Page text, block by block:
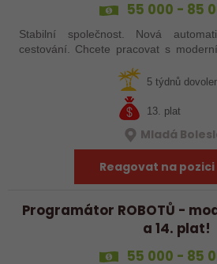
55 000 - 85
Stabilní společnost. Nová
cestování. Chcete pracovat s moderní robotickou linkou, ale
šikovné absolventy…
5 týdnů
13. plat
Mladá
Reagovat na pozici
Programátor ROBOTŮ -
a 14. plat!
55 000 - 85